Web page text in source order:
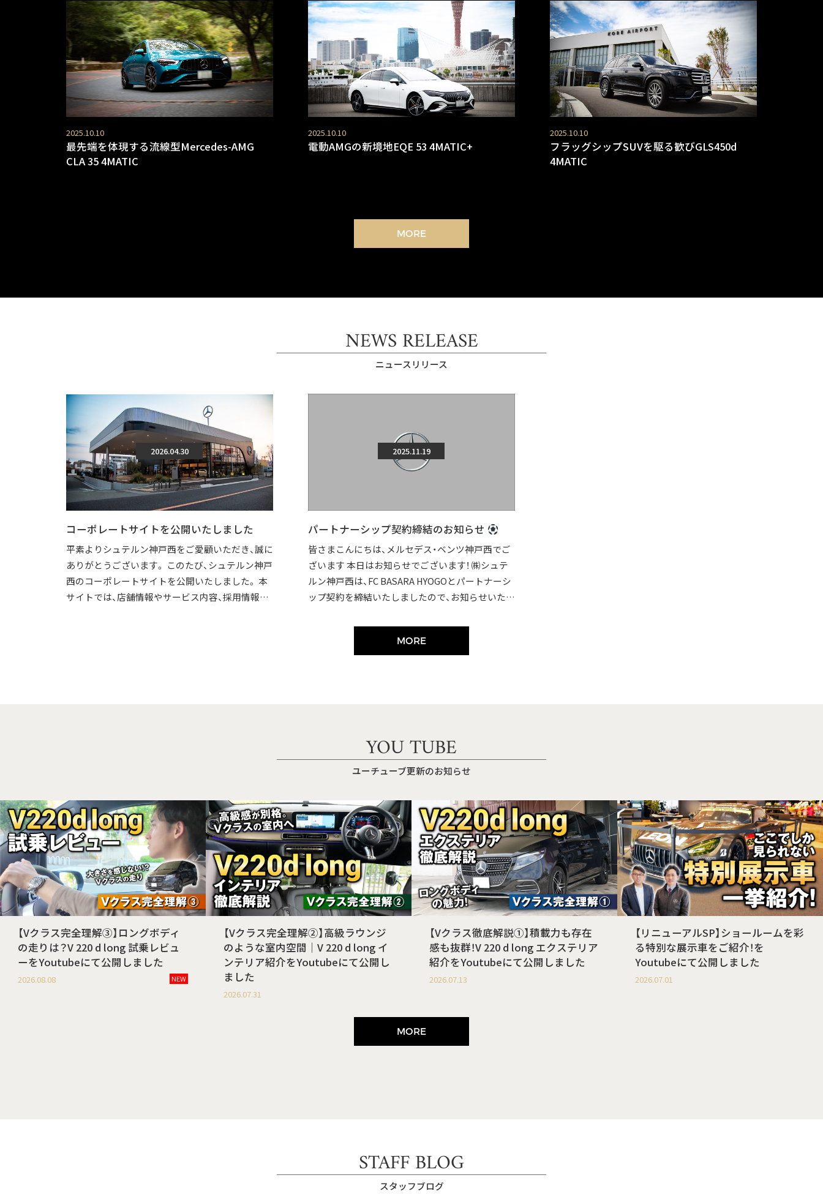
2025.10.10
最先端を体現する流線型Mercedes-AMG
CLA 35 4MATIC
2025.10.10
電動AMGの新境地EQE 53 4MATIC+
2025.10.10
フラッグシップSUVを駆る歓びGLS450d
4MATIC
MORE
NEWS RELEASE
ニュースリリース
2026.04.30
コーポレートサイトを公開いたしました
平素よりシュテルン神戸西をご愛顧いただき、誠に
ありがとうございます。 このたび、シュテルン神戸
西のコーポレートサイトを公開いたしました。 本
サイトでは、店舗情報やサービス内容、採用情報な
2025.11.19
パートナーシップ契約締結のお知らせ
皆さまこんにちは、メルセデス・ベンツ神戸西でご
ざいます 本日はお知らせでございます！ ㈱シュテ
ルン神戸西は、FC BASARA HYOGOとパートナーシ
ップ契約を締結いたしましたので、お知らせいたし
MORE
YOU TUBE
ユーチューブ更新のお知らせ
【Vクラス完全理解③】ロングボディ
の走りは？V 220 d long 試乗レビュ
ーをYoutubeにて公開しました
2026.08.08 NEW
【Vクラス完全理解②】高級ラウンジ
のような室内空間｜V 220 d long イ
ンテリア紹介をYoutubeにて公開し
ました
2026.07.31
【Vクラス徹底解説①】積載力も存在
感も抜群！V 220 d long エクステリア
紹介をYoutubeにて公開しました
2026.07.13
【リニューアルSP】ショールームを彩
る特別な展示車をご紹介！を
Youtubeにて公開しました
2026.07.01
MORE
STAFF BLOG
スタッフブログ